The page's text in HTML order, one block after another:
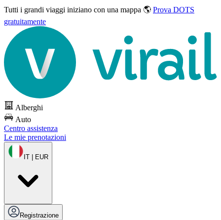
Tutti i grandi viaggi iniziano con una mappa 🌎 Prova DOTS
gratuitamente
Alberghi
Auto
Centro assistenza
Le mie prenotazioni
IT | EUR
Registrazione